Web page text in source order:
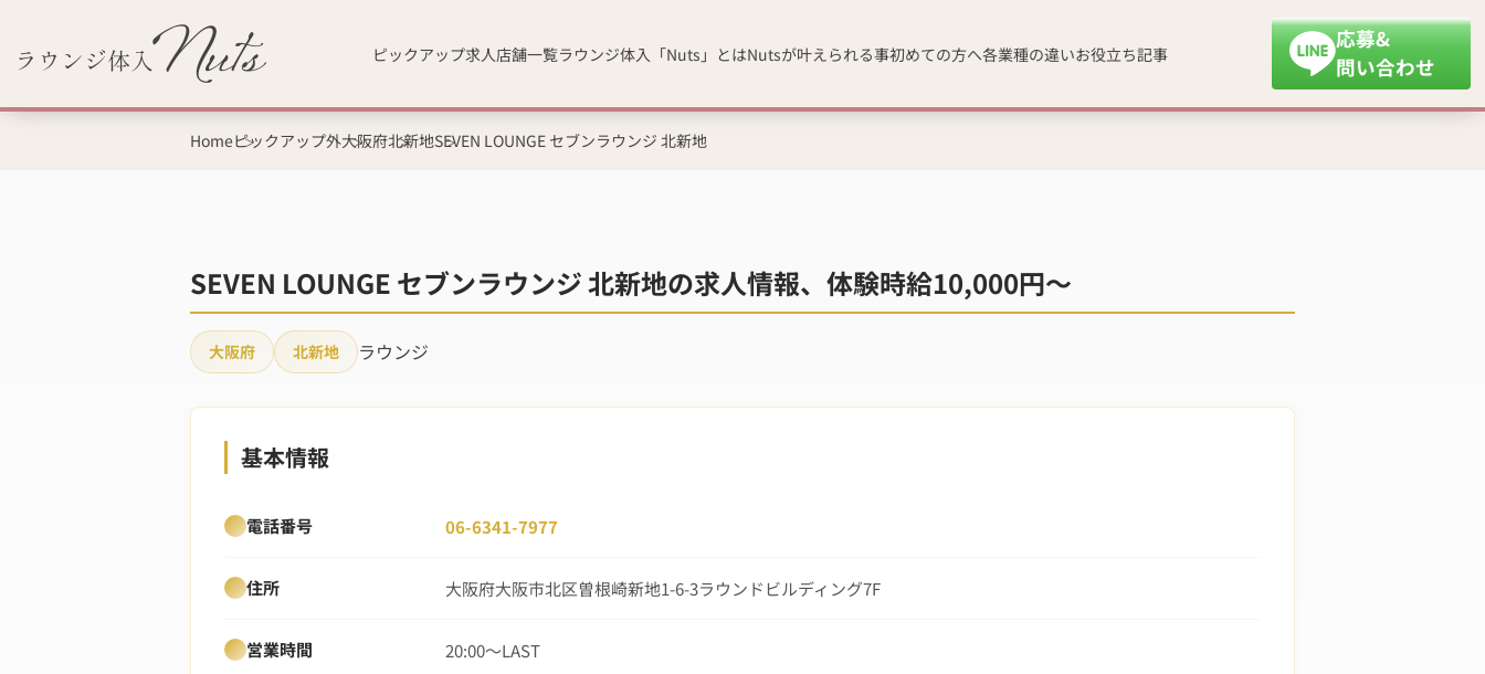
ピックアップ求人店舗一覧ラウンジ体入「Nuts」とはNutsが叶えられる事初めての方へ各業種の違いお役立ち記事
応募&
問い合わせ
Homeピックアップ外大阪府北新地SEVEN LOUNGE セブンラウンジ 北新地
SEVEN LOUNGE セブンラウンジ 北新地の求人情報、体験時給10,000円～
大阪府 北新地 ラウンジ
基本情報
電話番号 06-6341-7977
住所 大阪府大阪市北区曽根崎新地1-6-3ラウンドビルディング7F
営業時間 20:00〜LAST